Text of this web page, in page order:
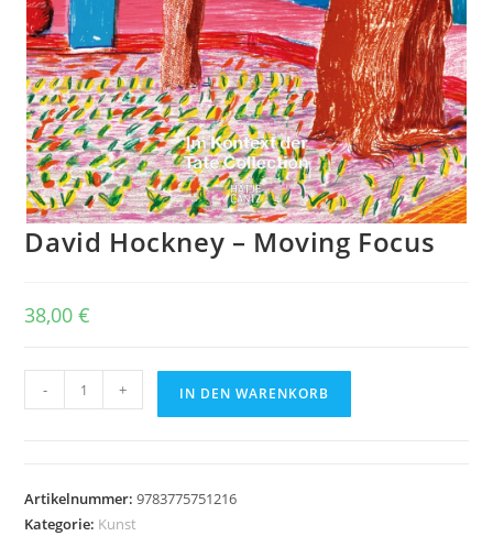
David Hockney – Moving Focus
38,00€
Hockney
Focus
Menge
- + IN DEN WARENKORB
Artikelnummer:9783775751216
Kategorie: Kunst